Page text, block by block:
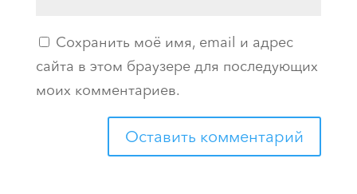
Сохранить моё имя, email и адрес
сайта в этом браузере для последующих
моих комментариев.